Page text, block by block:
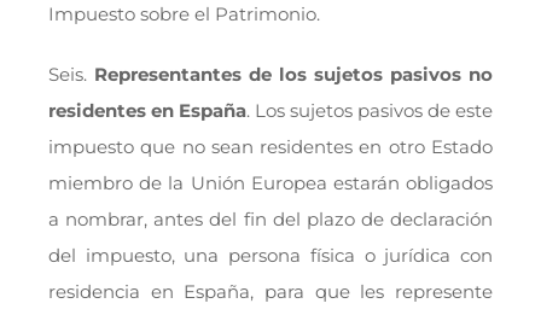
Impuesto sobre el Patrimonio.
Seis. Representantes de los sujetos pasivos no
residentes en España. Los sujetos pasivos de este
impuesto que no sean residentes en otro Estado
miembro de la Unión Europea estarán obligados
a nombrar, antes del fin del plazo de declaración
del impuesto, una persona física o jurídica con
residencia en España, para que les represente